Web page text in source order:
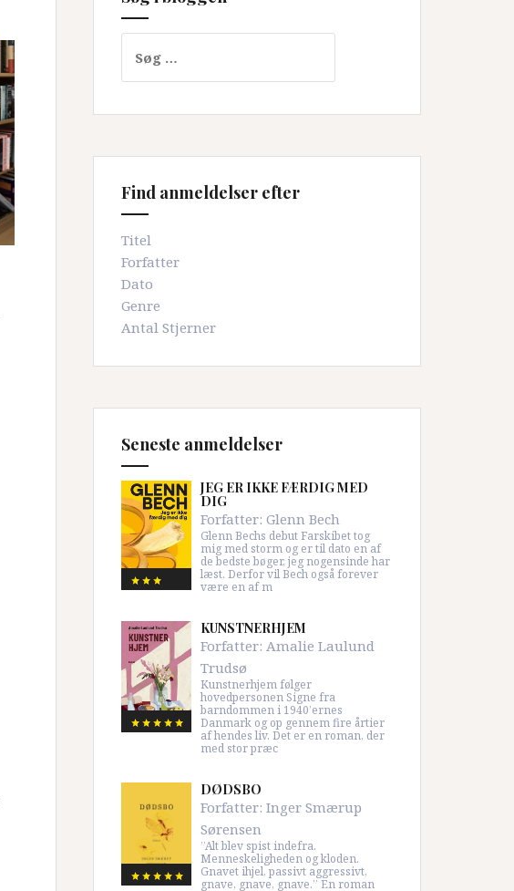
efter:
Find anmeldelser efter
Titel
Forfatter
Dato
Genre
Antal Stjerner
Seneste anmeldelser
JEG ER IKKE FÆRDIG MED
DIG
Forfatter: Glenn Bech
Glenn Bechs debut Farskibet tog
mig med storm og er til dato en af
de bedste bøger, jeg nogensinde har
læst. Derfor vil Bech også forever
være en af m
KUNSTNERHJEM
Forfatter: Amalie Laulund
Trudsø
Kunstnerhjem følger
hovedpersonen Signe fra
barndommen i 1940’ernes
Danmark og op gennem fire årtier
af hendes liv. Det er en roman, der
med stor præc
DØDSBO
Forfatter: Inger Smærup
Sørensen
”Alt blev spist indefra.
Menneskeligheden og kloden.
Gnavet ihjel, passivt aggressivt,
gnave, gnave, gnave.” En roman